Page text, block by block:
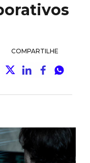
COMPARTILHE